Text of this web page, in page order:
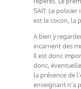
SAIT. Le policier
est le cocon, la
A bien y
incarnent des
Il est donc
donc,
la présence de
enseignant n’a